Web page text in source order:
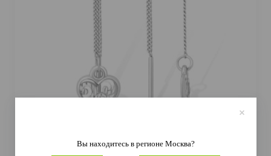
Вы находитесь в регионе Москва?